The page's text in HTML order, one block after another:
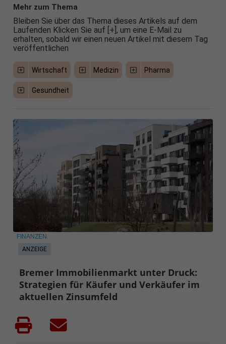
Mehr zum Thema
Bleiben Sie über das Thema dieses Artikels auf dem
Laufenden Klicken Sie auf [+], um eine E-Mail zu
erhalten, sobald wir einen neuen Artikel mit diesem Tag
veröffentlichen
Wirtschaft Medizin Pharma
Gesundheit
ANZEIGE
FINANZEN
Bremer Immobilienmarkt unter Druck:
Strategien für Käufer und Verkäufer im
aktuellen Zinsumfeld